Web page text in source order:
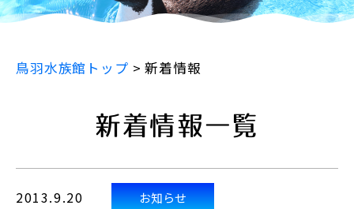
鳥羽水族館トップ >新着情報
新着情報一覧
2013.9.20 お知らせ